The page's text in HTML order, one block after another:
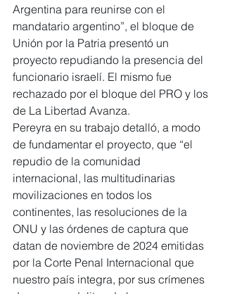
Argentina para reunirse con el
mandatario argentino”, el bloque de
Unión por la Patria presentó un
proyecto repudiando la presencia del
funcionario israelí. El mismo fue
rechazado por el bloque del PRO y los
de La Libertad Avanza.
Pereyra en su trabajo detalló, a modo
de fundamentar el proyecto, que “el
repudio de la comunidad
internacional, las multitudinarias
movilizaciones en todos los
continentes, las resoluciones de la
ONU y las órdenes de captura que
datan de noviembre de 2024 emitidas
por la Corte Penal Internacional que
nuestro país integra, por sus crímenes